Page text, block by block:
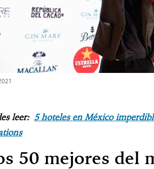
leer: 5 hoteles en México
50 mejores del